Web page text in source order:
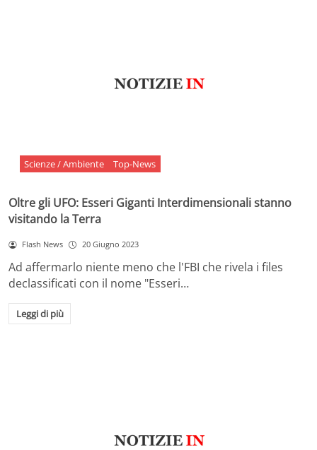
Scienze / Ambiente Top-News
Oltre gli UFO: Esseri Giganti Interdimensionali stanno
visitando la Terra
Flash News 20 Giugno 2023
Ad affermarlo niente meno che l'FBI che rivela i files
declassificati con il nome "Esseri…
Leggi di più